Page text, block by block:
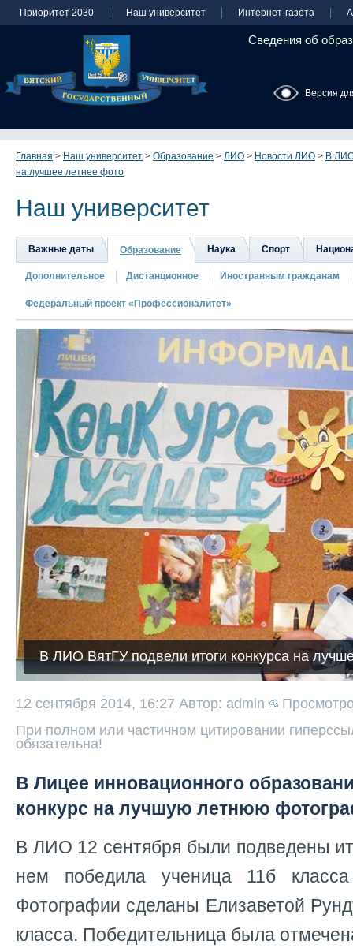
Приоритет 2030 Наш университет Интернет-газета
Сведения об
Версия
Главная > Наш университет > Образование > ЛИО > Новости ЛИО > В ЛИО
на лучшее летнее фото
Наш университет
Важные даты Образование Наука Спорт
Дополнительное Дистанционное Иностранным гражданам
Федеральный проект «Профессионалитет»
В ЛИО ВятГУ подвели итоги конкурса на
12 сентября 2014, 16:27 Автор: admin
При полном или частичном цитировании
обязательна!
В Лицее инновационного
конкурс на лучшую летнюю
В ЛИО 12 сентября были подведены
нем победила ученица 11б
Фотографии сделаны Елизаветой
класса. Победительница была